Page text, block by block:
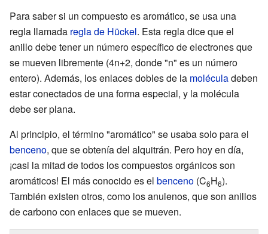
Para saber si un compuesto es aromático, se usa una
regla llamada regla de Hückel. Esta regla dice que el
anillo debe tener un número específico de electrones que
se mueven libremente (4n+2, donde "n" es un número
entero). Además, los enlaces dobles de la moléculadeben
estar conectados de una forma especial, y la molécula
debe ser plana.
Al principio, el término "aromático" se usaba solo para el
benceno, que se obtenía del alquitrán. Pero hoy en día,
¡casi la mitad de todos los compuestos orgánicos son
aromáticos! El más conocido es el benceno (C6H6).
También existen otros, como los anulenos, que son anillos
de carbono con enlaces que se mueven.